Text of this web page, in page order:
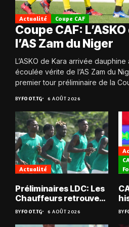
Actualité Coupe CAF
Coupe CAF:
l’AS Zam du Niger
L’ASKO de Kara arrivée
écoulée vérite de l’AS Zam du
premier tour préliminaire de la
BYFOOT.TG 6 AOÛT 2026
Actualité
Préliminaires LDC: Les
Chauffeurs retrouvent
les Mimos
BYFOOT.TG 6 AOÛT 2026 BY